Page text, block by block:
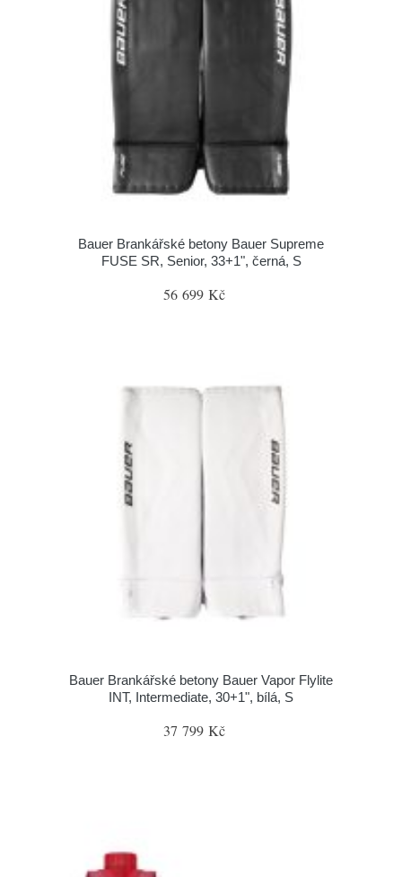
Bauer Brankářské betony Bauer Supreme
FUSE SR, Senior, 33+1", černá, S
56 699 Kč
Bauer Brankářské betony Bauer Vapor Flylite
INT, Intermediate, 30+1", bílá, S
37 799 Kč